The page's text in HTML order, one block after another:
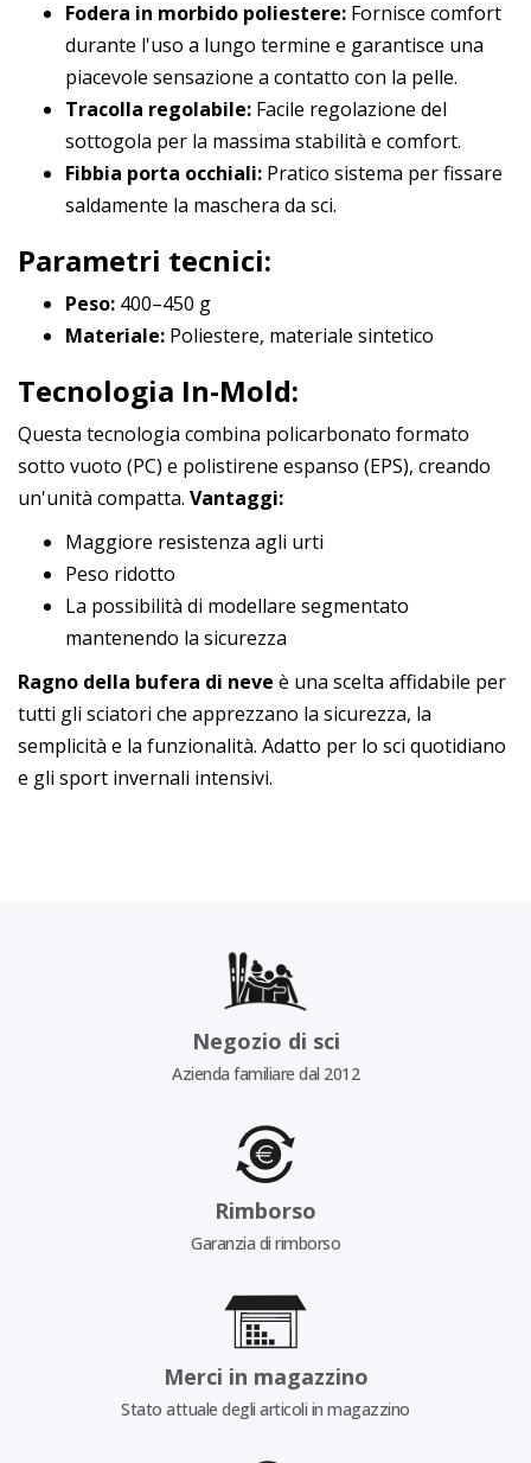
Fodera in morbido poliestere: Fornisce comfort
durante l'uso a lungo termine e garantisce una
piacevole sensazione a contatto con la pelle.
Tracolla regolabile: Facile regolazione del
sottogola per la massima stabilità e comfort.
Fibbia porta occhiali: Pratico sistema per fissare
saldamente la maschera da sci.
Parametri tecnici:
Peso: 400–450 g
Materiale: Poliestere, materiale sintetico
Tecnologia In-Mold:
Questa tecnologia combina policarbonato formato
sotto vuoto (PC) e polistirene espanso (EPS), creando
un'unità compatta. Vantaggi:
Maggiore resistenza agli urti
Peso ridotto
La possibilità di modellare segmentato
mantenendo la sicurezza
Ragno della bufera di neve è una scelta affidabile per
tutti gli sciatori che apprezzano la sicurezza, la
semplicità e la funzionalità. Adatto per lo sci quotidiano
e gli sport invernali intensivi.
Negozio di sci
Azienda familiare dal 2012
Rimborso
Garanzia di rimborso
Merci in magazzino
Stato attuale degli articoli in magazzino